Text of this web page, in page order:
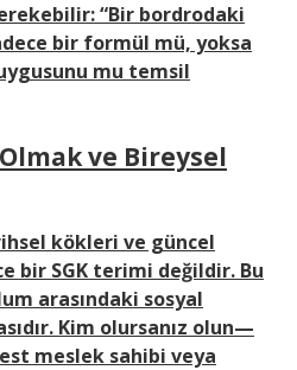
“Bir bordrodaki
bir formül mü, yoksa
mu temsil
ve Bireysel
kökleri ve güncel
bir SGK terimi değildir. Bu
arasındaki sosyal
Kim olursanız olun—
meslek sahibi veya